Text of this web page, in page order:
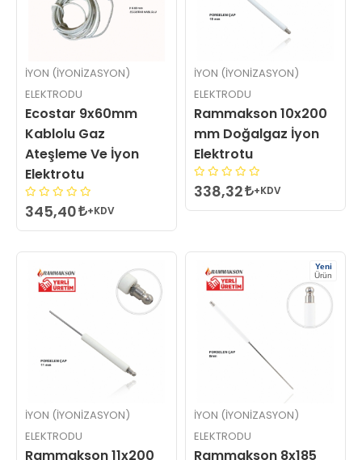
İYON (İYONIZASYON)
ELEKTRODU
Ecostar 9x60mm
Kablolu Gaz
Ateşleme Ve İyon
Elektrotu
345,40 +KDV
İYON (İYONIZASYON)
ELEKTRODU
Rammakson 10x200
mm Doğalgaz İyon
Elektrotu
338,32 +KDV
İYON (İYONIZASYON)
ELEKTRODU
Rammakson 11x200
Yeni
Ürün
İYON (İYONIZASYON)
ELEKTRODU
Rammakson 8x185